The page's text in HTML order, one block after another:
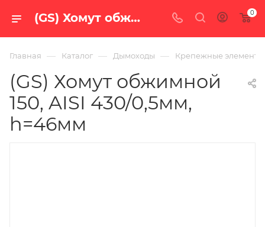
(GS) Хомут обжимной 150, AISI 430/0,5мм, h=46мм — купить в Екатеринбурге по цене 211 руб. в интернет-магазине «100 печей.ру» 0
Главная — Каталог — Дымоходы — Крепежные
(GS) Хомут обжимной
150, AISI 430/0,5мм,
h=46мм